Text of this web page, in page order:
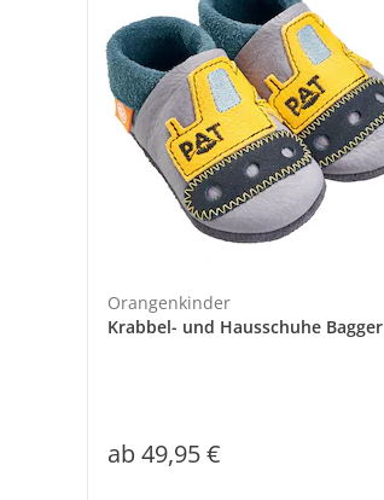
Orangenkinder
Krabbel- und Hausschuhe Bagger
ab 49,95 €